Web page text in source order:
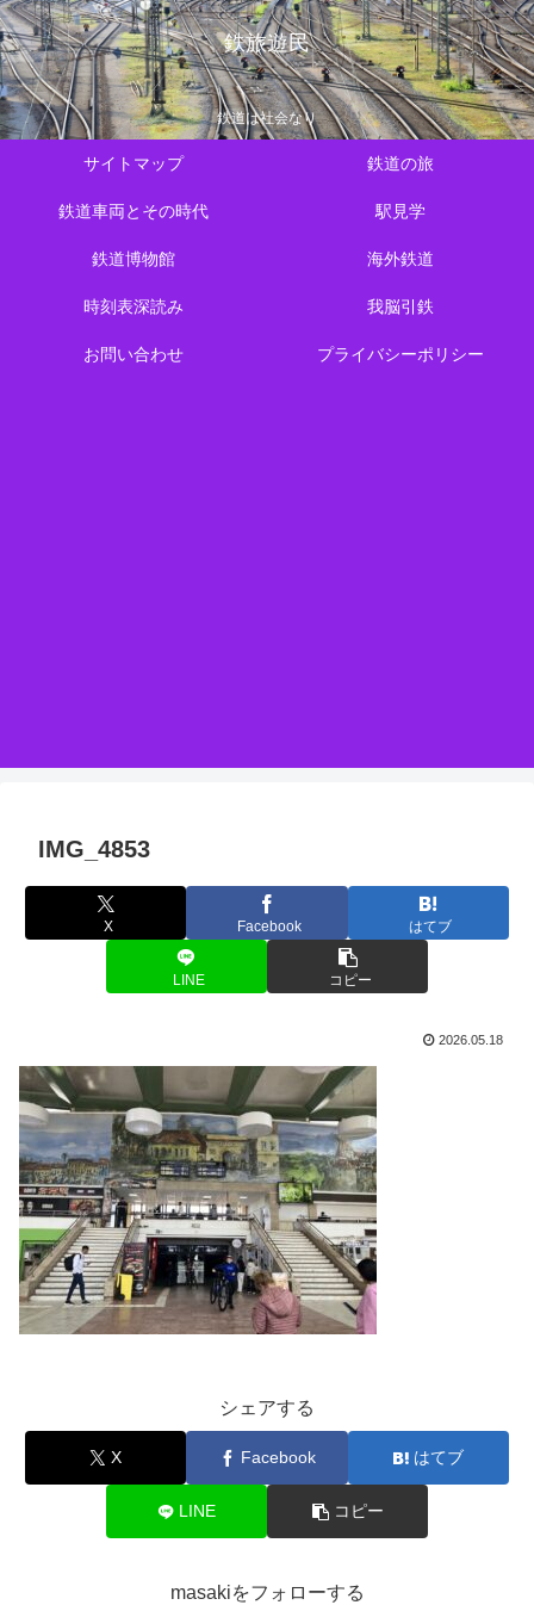
鉄旅遊民
鉄道は社会なり
サイトマップ 鉄道の旅
鉄道車両とその時代 駅見学
鉄道博物館 海外鉄道
時刻表深読み 我脳引鉄
お問い合わせ プライバシーポリシー
IMG_4853
X Facebook はてブ
LINE コピー
2026.05.18
シェアする
X Facebook はてブ
LINE コピー
masakiをフォローする